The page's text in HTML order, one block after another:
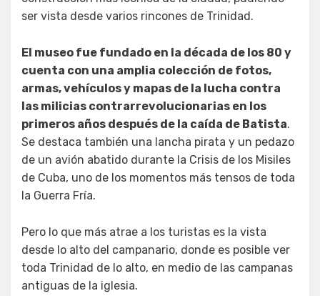
ser vista desde varios rincones de Trinidad.
El museo fue fundado en la década de los 80 y
cuenta con una amplia colección de fotos,
armas, vehículos y mapas de la lucha contra
las milicias contrarrevolucionarias en los
primeros años después de la caída de Batista.
Se destaca también una lancha pirata y un pedazo
de un avión abatido durante la Crisis de los Misiles
de Cuba, uno de los momentos más tensos de toda
la Guerra Fría.
Pero lo que más atrae a los turistas es la vista
desde lo alto del campanario, donde es posible ver
toda Trinidad de lo alto, en medio de las campanas
antiguas de la iglesia.